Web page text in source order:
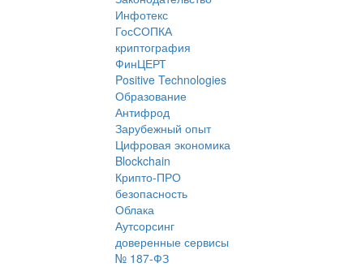
Инфотекс
ГосСОПКА
криптография
ФинЦЕРТ
Positive Technologies
Образование
Антифрод
Зарубежный опыт
Цифровая экономика
Blockchain
Крипто-ПРО
безопасность
Облака
Аутсорсинг
доверенные сервисы
№ 187-ФЗ